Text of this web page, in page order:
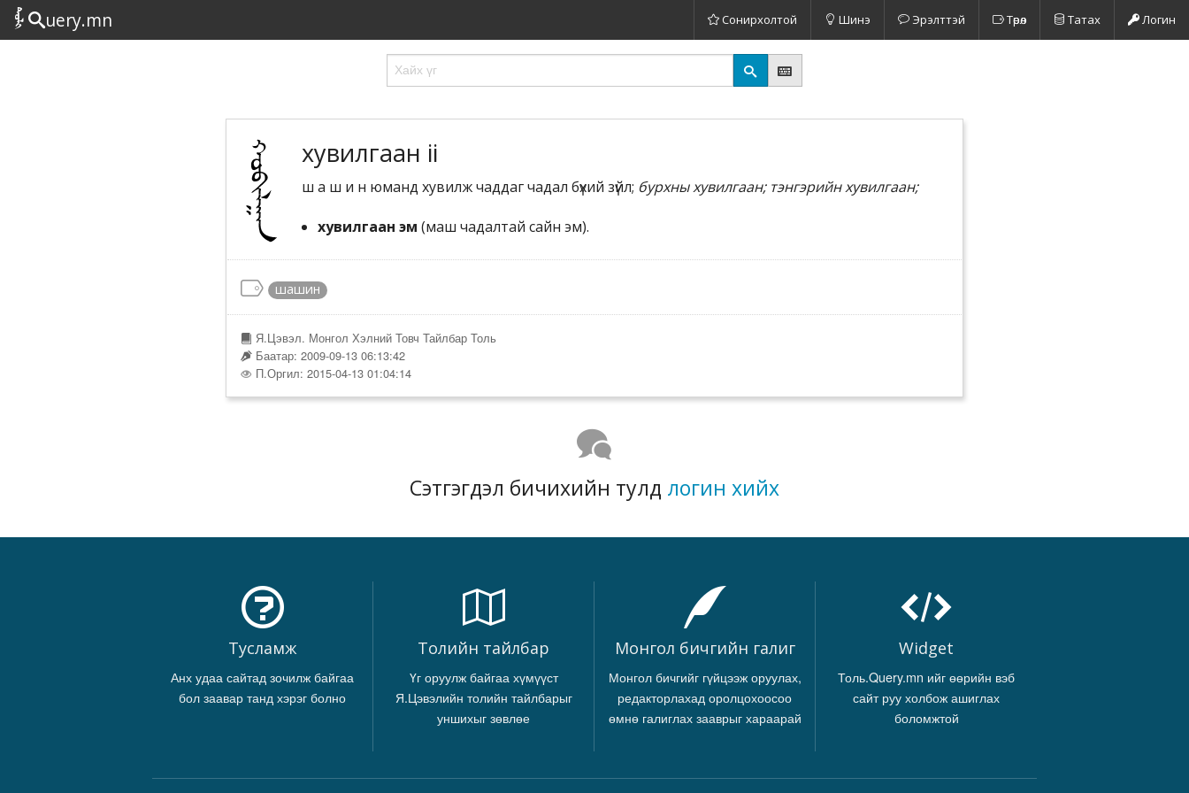
uery.mn Сонирхолтой Шинэ Эрэлттэй Төрөл Татах Логин
хувилгаан ii
ш а ш и н юманд хувилж чаддаг чадал бүхий зүйл; бурхны хувилгаан; тэнгэрийн хувилгаан;
хувилгаан эм (маш чадалтай сайн эм).
шашин
Я.Цэвэл. Монгол Хэлний Товч Тайлбар Толь
Баатар: 2009-09-13 06:13:42
П.Оргил: 2015-04-13 01:04:14
Сэтгэгдэл бичихийн тулд логин хийх
Тусламж
Анх удаа сайтад зочилж байгаа
бол заавар танд хэрэг болно
Толийн тайлбар
Үг оруулж байгаа хүмүүст
Я.Цэвэлийн толийн тайлбарыг
уншихыг зөвлөе
Монгол бичгийн галиг
Монгол бичгийг гүйцээж оруулах,
редакторлахад оролцохоосоо
өмнө галиглах зааврыг хараарай
Widget
Толь.Query.mn ийг өөрийн вэб
сайт руу холбож ашиглах
боломжтой